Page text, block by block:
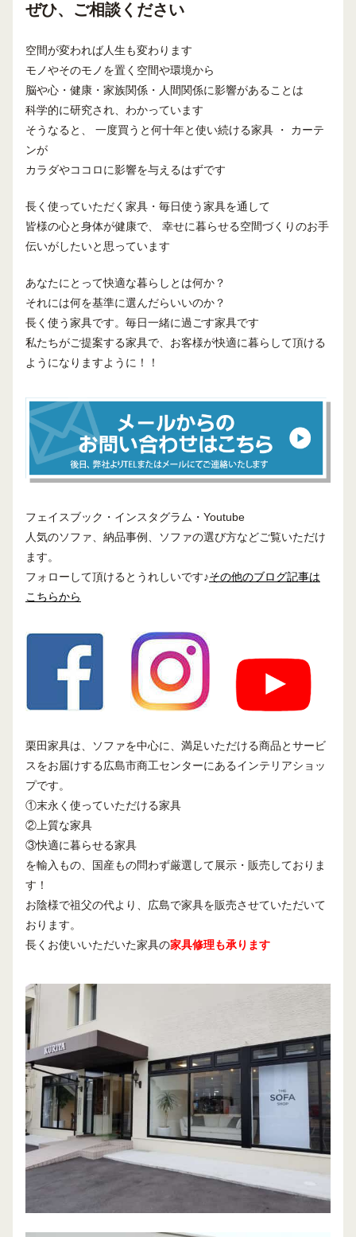
ぜひ、ご相談ください
空間が変われば人生も変わります
モノやそのモノを置く空間や環境から
脳や心・健康・家族関係・人間関係に影響があることは
科学的に研究され、わかっています
そうなると、 一度買うと何十年と使い続ける家具 ・ カーテ
ンが
カラダやココロに影響を与えるはずです
長く使っていただく家具・毎日使う家具を通して
皆様の心と身体が健康で、 幸せに暮らせる空間づくりのお手
伝いがしたいと思っています
あなたにとって快適な暮らしとは何か？
それには何を基準に選んだらいいのか？
長く使う家具です。毎日一緒に過ごす家具です
私たちがご提案する家具で、お客様が快適に暮らして頂ける
ようになりますように！！
フェイスブック・インスタグラム・Youtube
人気のソファ、納品事例、ソファの選び方などご覧いただけ
ます。
フォローして頂けるとうれしいです♪その他のブログ記事は
こちらから
栗田家具は、ソファを中心に、満足いただける商品とサービ
スをお届けする広島市商工センターにあるインテリアショッ
プです。
①末永く使っていただける家具
②上質な家具
③快適に暮らせる家具
を輸入もの、国産もの問わず厳選して展示・販売しておりま
す！
お陰様で祖父の代より、広島で家具を販売させていただいて
おります。
長くお使いいただいた家具の家具修理も承ります